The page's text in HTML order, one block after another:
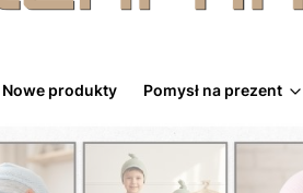
Nowe produkty Pomysł na prezent